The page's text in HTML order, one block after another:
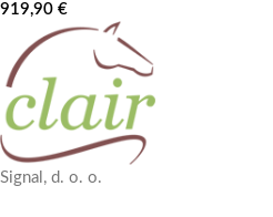
919,90 €
Signal, d. o. o.